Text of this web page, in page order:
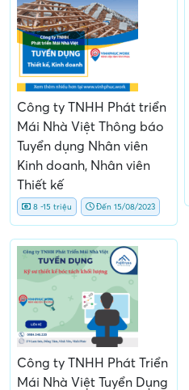
Công ty TNHH Phát triển
Mái Nhà Việt Thông báo
Tuyển dụng Nhân viên
Kinh doanh, Nhân viên
Thiết kế
8 -15 triệu Đến 15/08/2023
Công ty TNHH Phát Triển
Mái Nhà Việt Tuyển Dụng